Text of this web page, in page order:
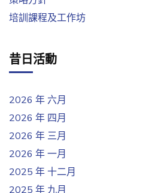
培訓課程及工作坊
昔日活動
2026 年 六月
2026 年 四月
2026 年 三月
2026 年 一月
2025 年 十二月
2025 年 九月